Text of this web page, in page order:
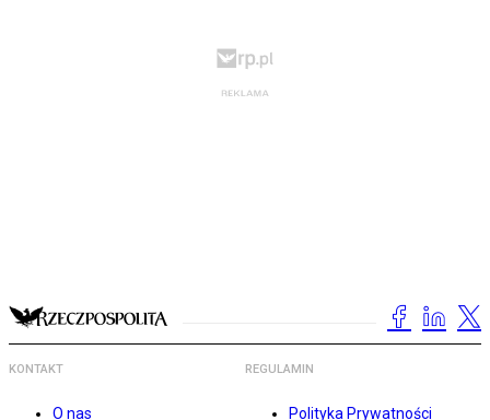
KONTAKT
O nas
REGULAMIN
Polityka Prywatności